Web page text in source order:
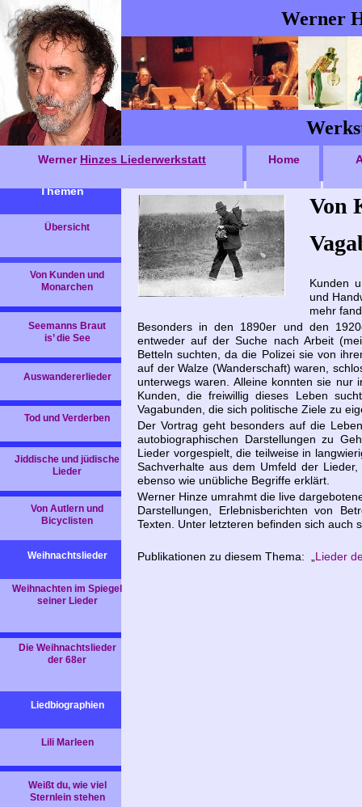
Werner
Themen
Übersicht
Von Kunden und
Monarchen
Seemanns Braut
is’ die See
Auswandererlieder
Tod und Verderben
Jiddische und jüdische
Lieder
Von Autlern und
Bicyclisten
Weihnachtslieder
Weihnachten im Spiegel
seiner Lieder
Die Weihnachtslieder
der 68er
Liedbiographien
Lili Marleen
Weißt du, wie viel
Sternlein stehen
Von
Kunden
und
mehr
Besonders in den 1890er und den
entweder auf der Suche nach Arbeit
Betteln suchten, da die Polizei sie von
auf der Walze (Wanderschaft) waren,
unterwegs waren. Alleine konnten sie nur
Kunden, die freiwillig dieses Leben
Vagabunden, die sich politische Ziele zu
Der Vortrag geht besonders auf die
autobiographischen Darstellungen zu
Lieder vorgespielt, die teilweise in
Sachverhalte aus dem Umfeld der
ebenso wie unübliche Begriffe erklärt.
Werner Hinze umrahmt die live
Darstellungen, Erlebnisberichten von
Texten. Unter letzteren befinden sich auch
Publikationen zu diesem Thema: „ Lieder
Werner Hinzes Liederwerkstatt Home